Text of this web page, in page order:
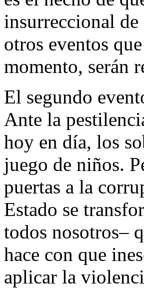
insurreccional
otros eventos
momento, serán
El segundo
Ante la
hoy en día, los
juego de niños.
puertas a la
Estado se
todos nosotros–
hace con que
aplicar la